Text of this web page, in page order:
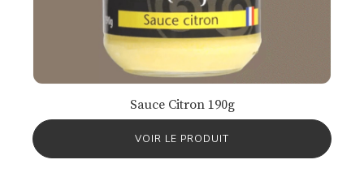
Sauce Citron 190g
VOIR LE PRODUIT